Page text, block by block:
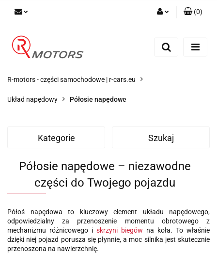
Zarejestruj się
(0)
R-motors - części samochodowe | r-cars.eu
Układ napędowy Półosie napędowe
Kategorie Szukaj
Półosie napędowe – niezawodne
części do Twojego pojazdu
Półoś napędowa to kluczowy element układu napędowego,
odpowiedzialny za przenoszenie momentu obrotowego z
mechanizmu różnicowego i skrzyni biegów na koła. To właśnie
dzięki niej pojazd porusza się płynnie, a moc silnika jest skutecznie
przenoszona na nawierzchnię.